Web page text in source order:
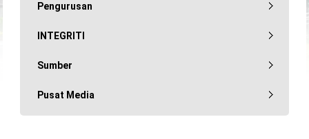
Pengurusan
INTEGRITI
Sumber
Pusat Media